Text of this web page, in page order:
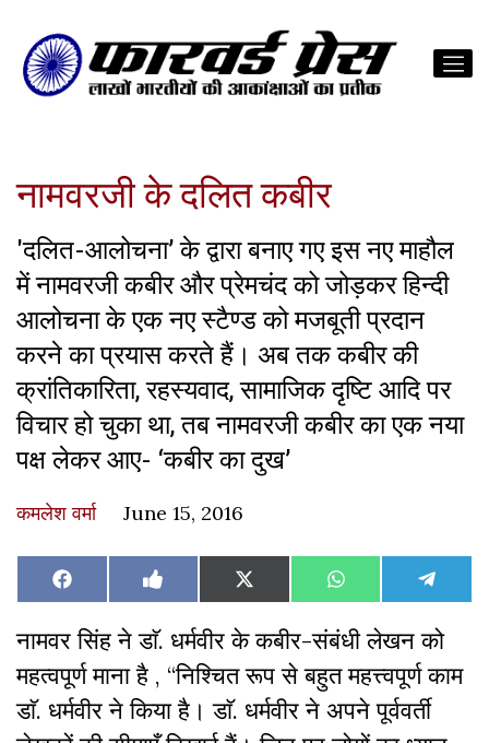
नामवरजी के दलित कबीर
'दलित-आलोचना’ के द्वारा बनाए गए इस नए माहौल
में नामवरजी कबीर और प्रेमचंद को जोड़कर हिन्दी
आलोचना के एक नए स्टैण्ड को मजबूती प्रदान
करने का प्रयास करते हैं। अब तक कबीर की
क्रांतिकारिता, रहस्यवाद, सामाजिक दृष्टि आदि पर
विचार हो चुका था, तब नामवरजी कबीर का एक नया
पक्ष लेकर आए- ‘कबीर का दुख’
कमलेश वर्मा June 15, 2016
Share
on
Facebook Share
on
Like
on
Facebook
Share
on
X
(Twitter)
Share
on
WhatsAppShare
on
नामवर सिंह ने डाॅ. धर्मवीर के कबीर-संबंधी लेखन को
महत्वपूर्ण माना है , ‘‘निश्चित रूप से बहुत महत्त्वपूर्ण काम
डाॅ. धर्मवीर ने किया है। डाॅ. धर्मवीर ने अपने पूर्ववर्ती